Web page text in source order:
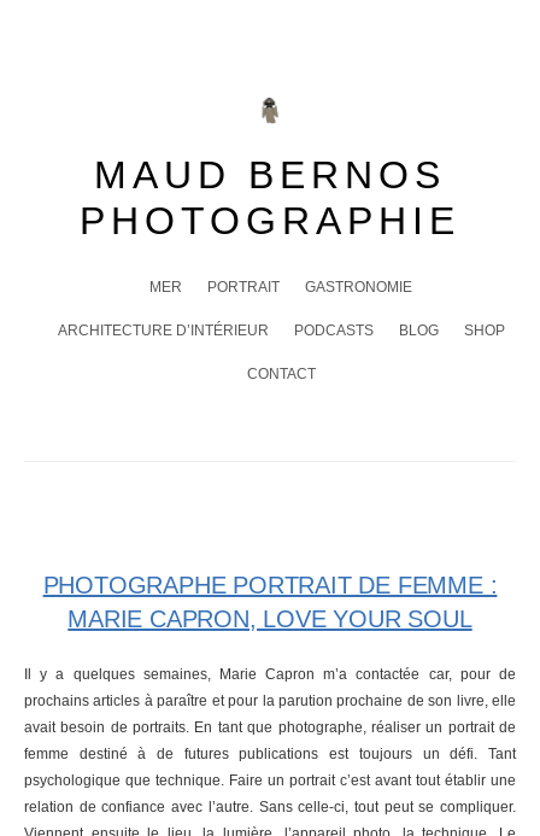
MAUD BERNOS
PHOTOGRAPHIE
MER PORTRAIT GASTRONOMIE
ARCHITECTURE D’INTÉRIEUR PODCASTS BLOG SHOP
CONTACT
PHOTOGRAPHE PORTRAIT DE FEMME :
MARIE CAPRON, LOVE YOUR SOUL
Il y a quelques semaines, Marie Capron m’a contactée car, pour de
prochains articles à paraître et pour la parution prochaine de son livre, elle
avait besoin de portraits. En tant que photographe, réaliser un portrait de
femme destiné à de futures publications est toujours un défi. Tant
psychologique que technique. Faire un portrait c’est avant tout établir une
relation de confiance avec l’autre. Sans celle-ci, tout peut se compliquer.